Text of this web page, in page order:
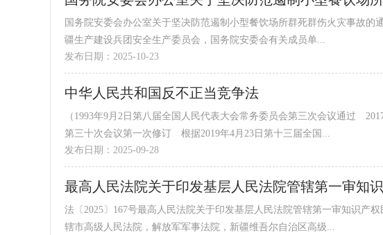
国务院安委会办公室关于坚决防范遏制小型餐饮场所群死群伤火灾事故的
疆生产建设兵团安全生产委员会，国务院安委会有关成员单...
发布日期：2025-10-23
中华人民共和国反不正当竞争法
（1993年9月2日第八届全国人民代表大会常务委员会第三次会议通过
第三十次会议第一次修订 根据2019年4月23日第十三届全国...
发布日期：2025-09-28
法〔2025〕167号最高人民法院关于印发基层人民法院管辖第一审知识产
辖市高级人民法院，解放军军事法院，新疆维吾尔自治区高级...